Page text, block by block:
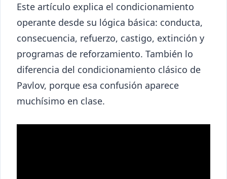
Este artículo explica el condicionamiento
operante desde su lógica básica: conducta,
consecuencia, refuerzo, castigo, extinción y
programas de reforzamiento. También lo
diferencia del condicionamiento clásico de
Pavlov, porque esa confusión aparece
muchísimo en clase.